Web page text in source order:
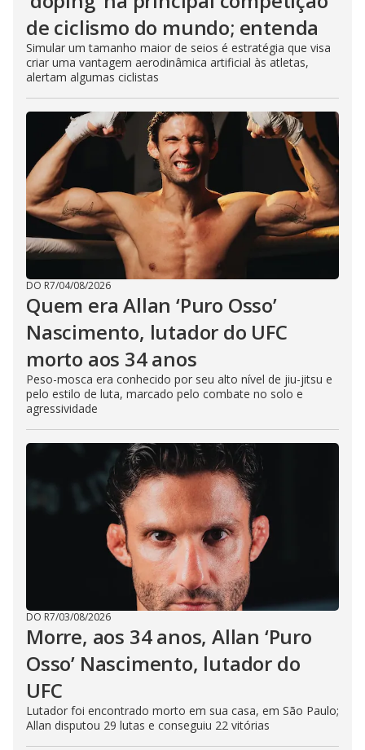
de ciclismo do mundo; entenda
Simular um tamanho maior de seios é estratégia que visa
criar uma vantagem aerodinâmica artificial às atletas,
alertam algumas ciclistas
DO R7/04/08/2026
Quem era Allan ‘Puro Osso’
Nascimento, lutador do UFC
morto aos 34 anos
Peso-mosca era conhecido por seu alto nível de jiu-jitsu e
pelo estilo de luta, marcado pelo combate no solo e
agressividade
DO R7/03/08/2026
Morre, aos 34 anos, Allan ‘Puro
Osso’ Nascimento, lutador do
UFC
Lutador foi encontrado morto em sua casa, em São Paulo;
Allan disputou 29 lutas e conseguiu 22 vitórias